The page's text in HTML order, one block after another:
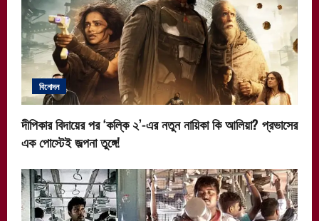
বিনোদন
দীপিকার বিদায়ের পর ‘কল্কি ২’-এর নতুন নায়িকা কি আলিয়া? প্রভাসের
এক পোস্টেই জল্পনা তুঙ্গে!